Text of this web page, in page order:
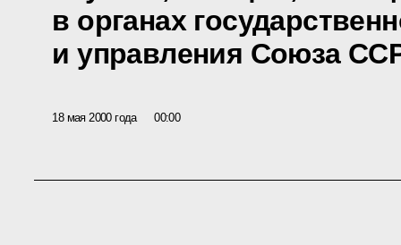
в органах
и управления Союза
18 мая 2000 года 00:00